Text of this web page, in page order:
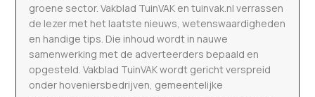
groene sector. Vakblad TuinVAK en tuinvak.nl verrassen
de lezer met het laatste nieuws, wetenswaardigheden
en handige tips. Die inhoud wordt in nauwe
samenwerking met de adverteerders bepaald en
opgesteld. Vakblad TuinVAK wordt gericht verspreid
onder hoveniersbedrijven, gemeentelijke